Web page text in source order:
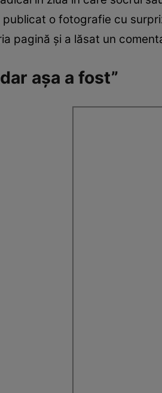
publicat o fotografie cu
pagină și a lăsat un
așa a fost”